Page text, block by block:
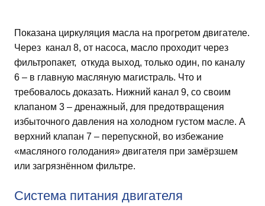
Показана циркуляция масла на прогретом двигателе.
Через канал 8, от насоса, масло проходит через
фильтропакет, откуда выход, только один, по каналу
6 – в главную масляную магистраль. Что и
требовалось доказать. Нижний канал 9, со своим
клапаном 3 – дренажный, для предотвращения
избыточного давления на холодном густом масле. А
верхний клапан 7 – перепускной, во избежание
«масляного голодания» двигателя при замёрзшем
или загрязнённом фильтре.
Система питания двигателя